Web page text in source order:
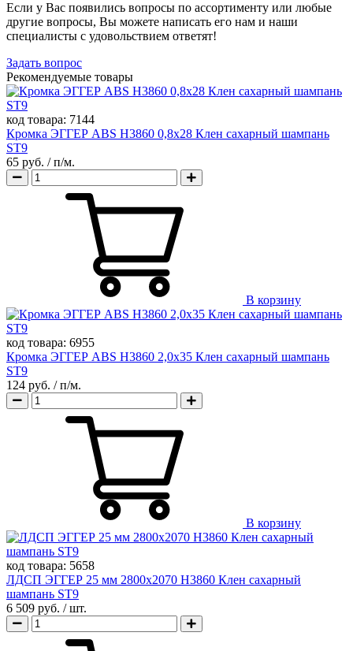
Если у Вас появились вопросы по ассортименту или любые
другие вопросы, Вы можете написать его нам и наши
специалисты с удовольствием ответят!
Задать вопрос
Рекомендуемые товары
код товара: 7144
Кромка ЭГГЕР ABS H3860 0,8х28 Клен сахарный шампань
ST9
65 руб. / п/м.
В корзину
код товара: 6955
Кромка ЭГГЕР ABS H3860 2,0х35 Клен сахарный шампань
ST9
124 руб. / п/м.
В корзину
код товара: 5658
ЛДСП ЭГГЕР 25 мм 2800х2070 H3860 Клен сахарный
шампань ST9
6 509 руб. / шт.